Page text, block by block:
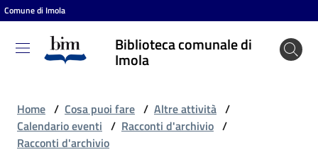
Vai al contenuto
Vai alla navigazione
Vai al footer
Comune di Imola
Biblioteca comunale di
Imola
Biblioteca
comunale
Home / Cosa puoi fare / Altre attività /
Calendario eventi / Racconti d'archivio /
Racconti d'archivio